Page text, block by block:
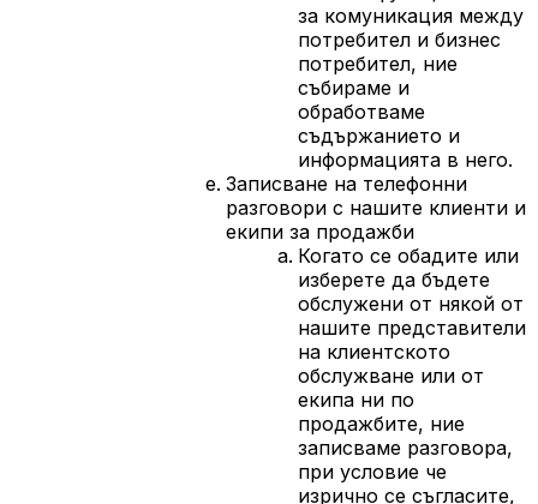
за комуникация между
потребител и бизнес
потребител, ние
събираме и
обработваме
съдържанието и
информацията в него.
Записване на телефонни
разговори с нашите клиенти и
екипи за продажби
Когато се обадите или
изберете да бъдете
обслужени от някой от
нашите представители
на клиентското
обслужване или от
екипа ни по
продажбите, ние
записваме разговора,
при условие че
изрично се съгласите,